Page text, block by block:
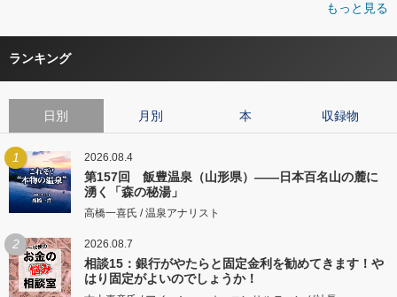
もっと見る
ランキング
日別 月別 本 収録物
1 2026.08.4
第157回 飯豊温泉（山形県）――日本百名山の麓に
湧く「森の秘湯」
高橋一喜氏 / 温泉アナリスト
2 2026.08.7
相談15：銀行がやたらと固定金利を勧めてきます！や
はり固定がよいのでしょうか！